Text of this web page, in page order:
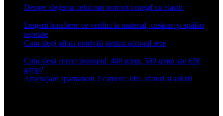
Despre alegerea celui mai potrivit cearșaf cu elastic
Lenjerii hoteliere: ce verifici la material, cusături și spălări
repetate
Cum alegi pilota potrivită pentru sezonul rece
Cum alegi corect prosopul: 400 g/mp, 500 g/mp sau 650
g/mp?
Amenajare apartament 3 camere: Idei, sfaturi si solutii